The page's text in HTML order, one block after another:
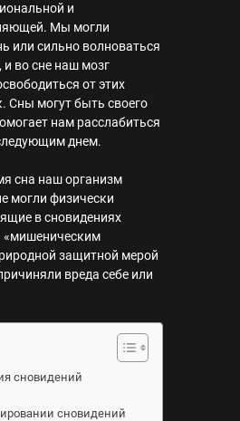
и
Мы могли
или сильно волноваться
во сне наш мозг
от этих
Сны могут быть своего
нам расслабиться
днем.
сна наш организм
могли физически
в сновидениях
«мишеническим
защитной мерой
вреда себе или
сновидений
сновидений